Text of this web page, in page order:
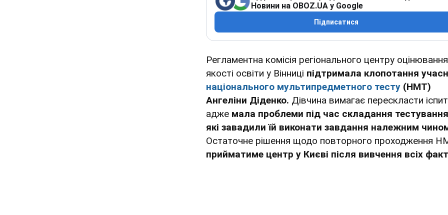
Новини на OBOZ.UA у Google
Підписатися
Регламентна комісія регіонального центру оцінювання
якості освіти у Вінниці підтримала клопотання
національного мультипредметного тесту (НМТ)
Ангеліни Діденко. Дівчина вимагає перескласти
адже мала проблеми під час складання
які завадили їй виконати завдання належним
Остаточне рішення щодо повторного проходження
прийматиме центр у Києві після вивчення всіх